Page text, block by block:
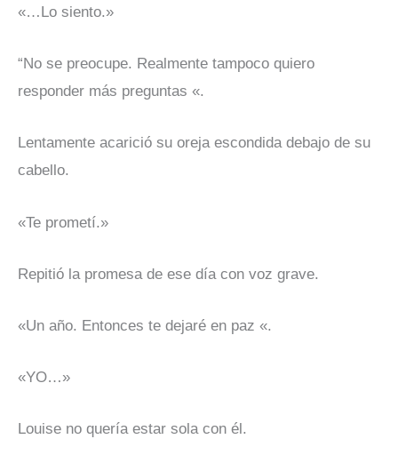
«…Lo siento.»
“No se preocupe. Realmente tampoco quiero
responder más preguntas «.
Lentamente acarició su oreja escondida debajo de su
cabello.
«Te prometí.»
Repitió la promesa de ese día con voz grave.
«Un año. Entonces te dejaré en paz «.
«YO…»
Louise no quería estar sola con él.